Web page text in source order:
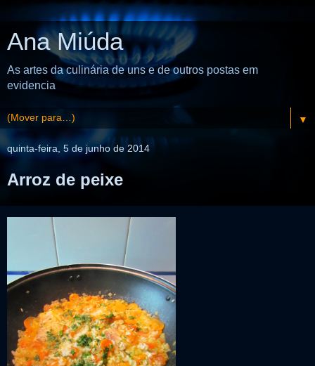
Ana Miúda
As artes da culinária de uns e de outros postas em
evidencia
▼
quinta-feira, 5 de junho de 2014
Arroz de peixe